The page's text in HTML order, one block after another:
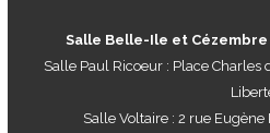
Salle Belle-Ile et
Salle Paul Ricoeur : Place
Salle Voltaire : 2 rue